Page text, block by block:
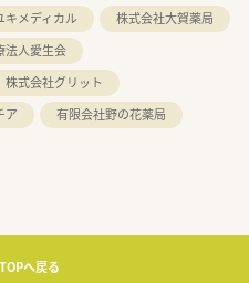
キメディカル
株式会社大賀薬局
法人愛生会
株式会社グリット
ア
有限会社野の花薬局
へ戻る